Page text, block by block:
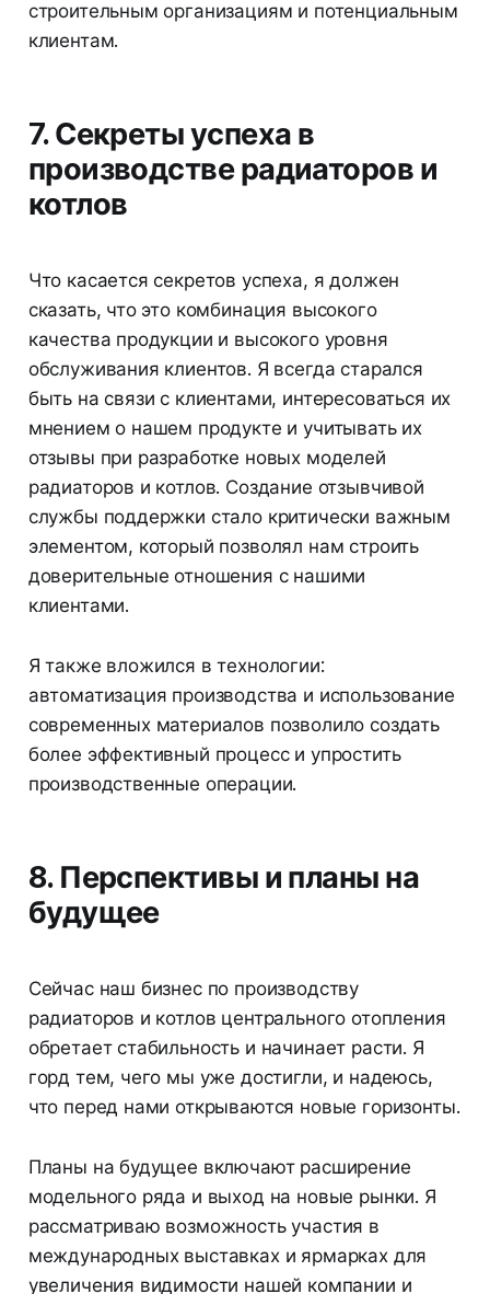
строительным организациям и потенциальным
клиентам.
7. Секреты успеха в
производстве радиаторов и
котлов
Что касается секретов успеха, я должен
сказать, что это комбинация высокого
качества продукции и высокого уровня
обслуживания клиентов. Я всегда старался
быть на связи с клиентами, интересоваться их
мнением о нашем продукте и учитывать их
отзывы при разработке новых моделей
радиаторов и котлов. Создание отзывчивой
службы поддержки стало критически важным
элементом, который позволял нам строить
доверительные отношения с нашими
клиентами.
Я также вложился в технологии:
автоматизация производства и использование
современных материалов позволило создать
более эффективный процесс и упростить
производственные операции.
8. Перспективы и планы на
будущее
Сейчас наш бизнес по производству
радиаторов и котлов центрального отопления
обретает стабильность и начинает расти. Я
горд тем, чего мы уже достигли, и надеюсь,
что перед нами открываются новые горизонты.
Планы на будущее включают расширение
модельного ряда и выход на новые рынки. Я
рассматриваю возможность участия в
международных выставках и ярмарках для
увеличения видимости нашей компании и